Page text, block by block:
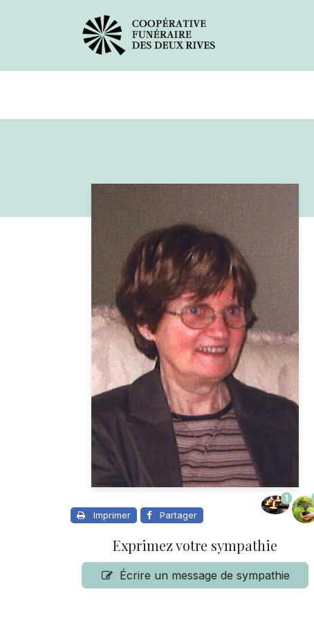
Imprimer Partager
1
Exprimez votre sympathie
Écrire un message de sympathie